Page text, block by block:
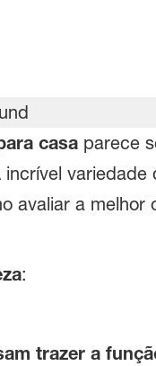
casaparece
avaliar a melhor
:
trazer a